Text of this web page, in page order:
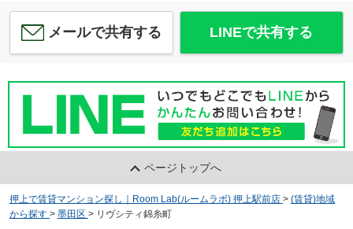
メールで共有する LINEで共有する
ページトップへ
押上で賃貸マンション探し｜Room Lab(ルームラボ) 押上駅前店 > (賃貸)地域
から探す > 墨田区 > リヴシティ錦糸町